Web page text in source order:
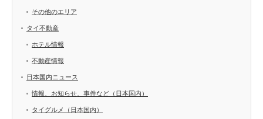
その他のエリア
タイ不動産
ホテル情報
不動産情報
日本国内ニュース
情報、お知らせ、事件など（日本国内）
タイグルメ（日本国内）